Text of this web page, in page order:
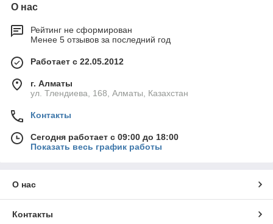
О нас
Рейтинг не сформирован
Менее 5 отзывов за последний год
Работает с 22.05.2012
г. Алматы
ул. Тлендиева, 168, Алматы, Казахстан
Контакты
Сегодня работает с 09:00 до 18:00
Показать весь график работы
О нас
Контакты